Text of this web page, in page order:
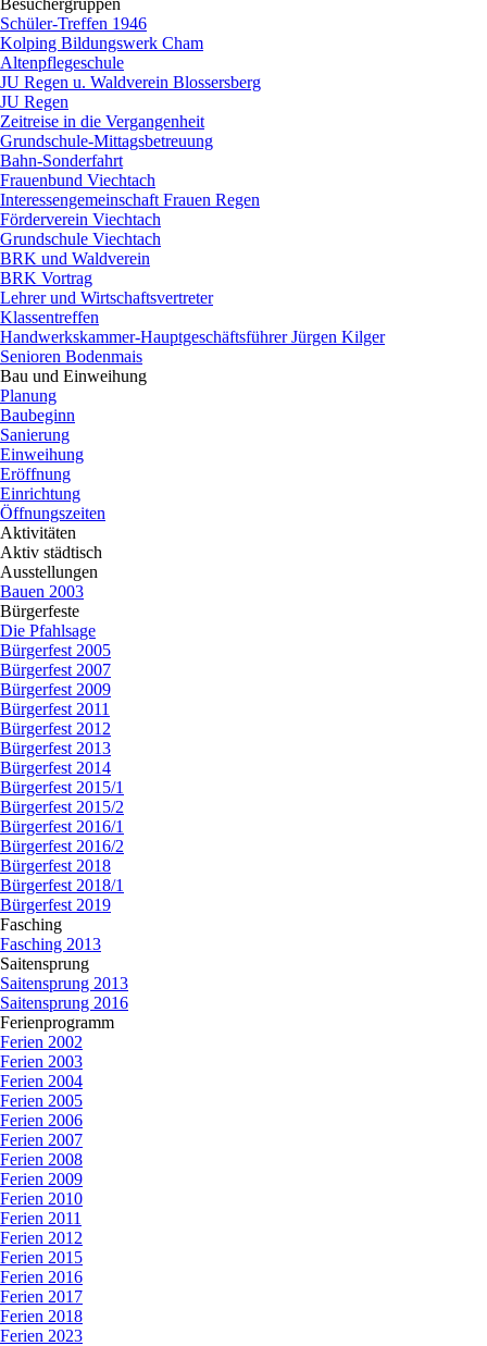
Besuchergruppen
Schüler-Treffen 1946
Kolping Bildungswerk Cham
Altenpflegeschule
JU Regen u. Waldverein Blossersberg
JU Regen
Zeitreise in die Vergangenheit
Grundschule-Mittagsbetreuung
Bahn-Sonderfahrt
Frauenbund Viechtach
Interessengemeinschaft Frauen Regen
Förderverein Viechtach
Grundschule Viechtach
BRK und Waldverein
BRK Vortrag
Lehrer und Wirtschaftsvertreter
Klassentreffen
Handwerkskammer-Hauptgeschäftsführer Jürgen Kilger
Senioren Bodenmais
Bau und Einweihung
Planung
Baubeginn
Sanierung
Einweihung
Eröffnung
Einrichtung
Öffnungszeiten
Aktivitäten
Aktiv städtisch
Ausstellungen
Bauen 2003
Bürgerfeste
Die Pfahlsage
Bürgerfest 2005
Bürgerfest 2007
Bürgerfest 2009
Bürgerfest 2011
Bürgerfest 2012
Bürgerfest 2013
Bürgerfest 2014
Bürgerfest 2015/1
Bürgerfest 2015/2
Bürgerfest 2016/1
Bürgerfest 2016/2
Bürgerfest 2018
Bürgerfest 2018/1
Bürgerfest 2019
Fasching
Fasching 2013
Saitensprung
Saitensprung 2013
Saitensprung 2016
Ferienprogramm
Ferien 2002
Ferien 2003
Ferien 2004
Ferien 2005
Ferien 2006
Ferien 2007
Ferien 2008
Ferien 2009
Ferien 2010
Ferien 2011
Ferien 2012
Ferien 2015
Ferien 2016
Ferien 2017
Ferien 2018
Ferien 2023